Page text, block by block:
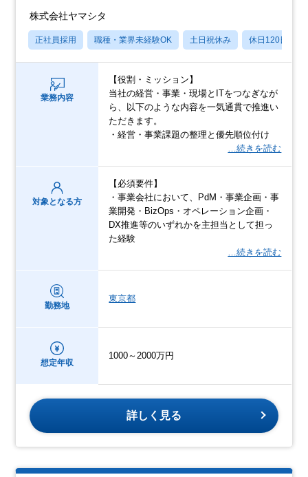
株式会社ヤマシタ
正社員採用 職種・業界未経験OK 土日祝休み 休日120日以上
業務内容
【役割・ミッション】
当社の経営・事業・現場とITをつなぎなが
ら、以下のような内容を一気通貫で推進い
ただきます。
・経営・事業課題の整理と優先順位付け
…続きを読む
対象となる方
【必須要件】
・事業会社において、PdM・事業企画・事
業開発・BizOps・オペレーション企画・
DX推進等のいずれかを主担当として担っ
た経験
…続きを読む
勤務地
東京都
想定年収
1000～2000万円
詳しく見る